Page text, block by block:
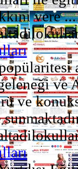
vere ...
ve
ve